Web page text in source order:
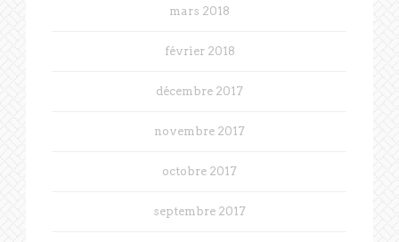
mars 2018
février 2018
décembre 2017
novembre 2017
octobre 2017
septembre 2017